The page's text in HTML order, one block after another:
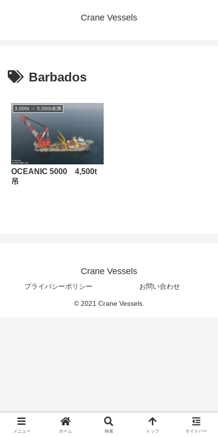
Crane Vessels
Barbados
3,000t ～ 5,000t未満
OCEANIC 5000 4,500t
吊
Crane Vessels
プライバシーポリシー お問い合わせ
© 2021 Crane Vessels.
メニュー ホーム 検索 トップ サイドバー